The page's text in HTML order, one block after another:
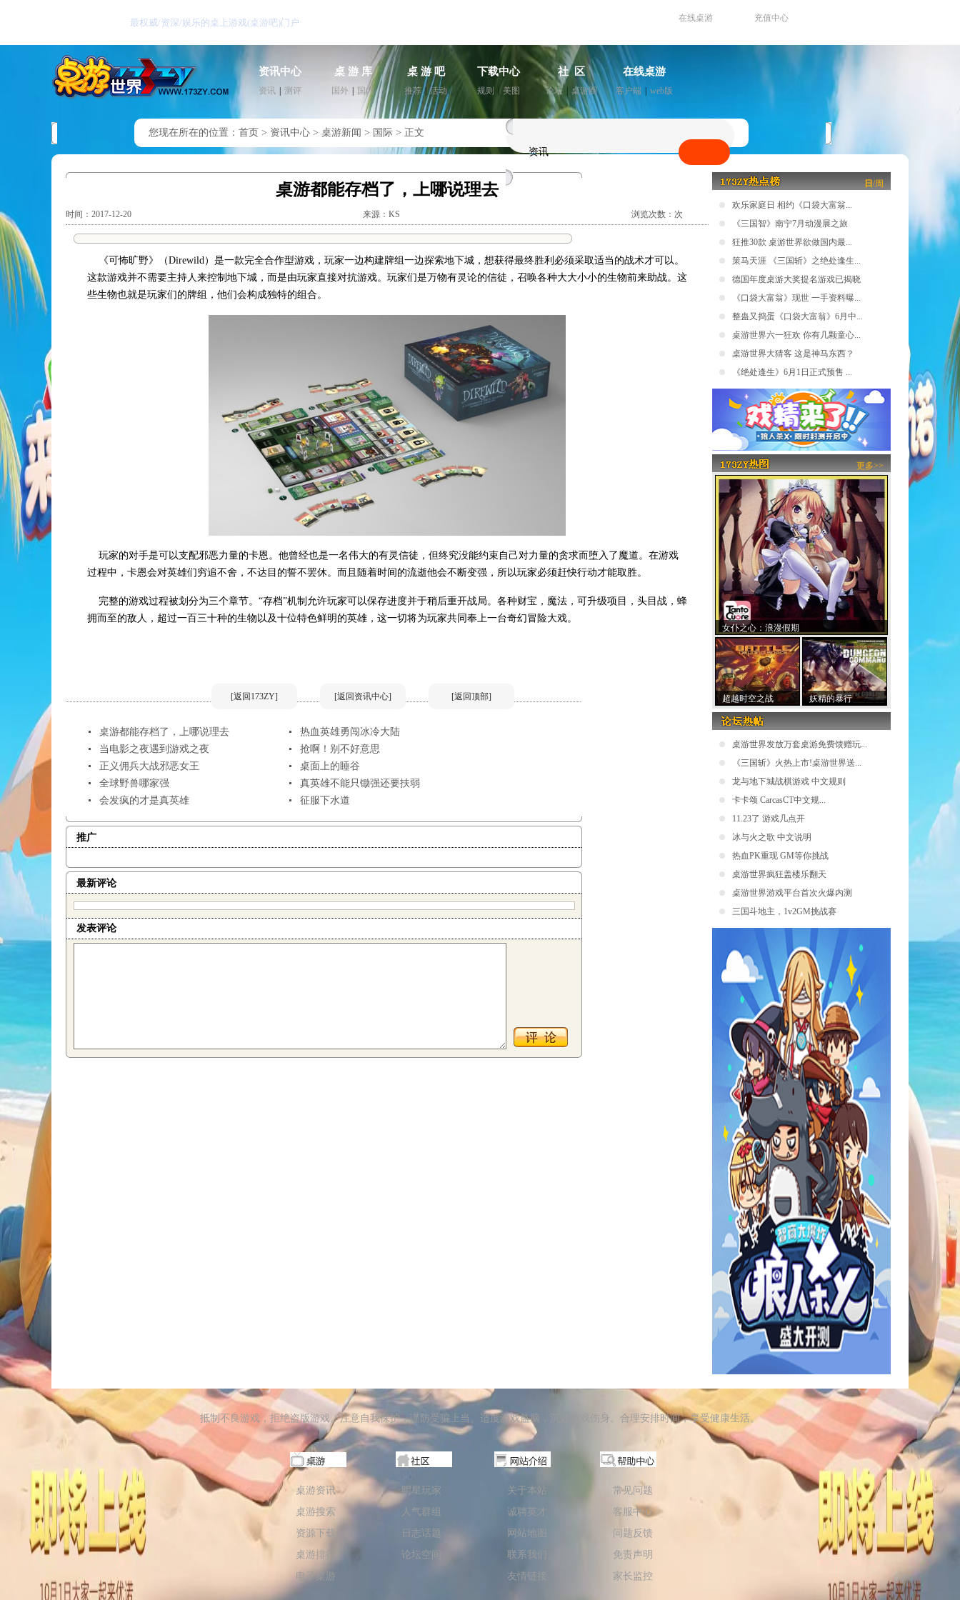
最权威/资深/娱乐的桌上游戏(桌游吧)门户 在线桌游 充值中心
资讯中心
资讯 | 测评
桌 游 库
国外 | 国内
桌 游 吧
推荐 | 活动
下载中心
规则 | 美图
社 区
论坛 | 桌游圈
在线桌游
客户端 | web版
您现在所在的位置： 首页 > 资讯中心 > 桌游新闻 > 国际 > 正文
资讯
桌游都能存档了，上哪说理去
时间：2017-12-20 来源：KS 浏览次数： 次
《可怖旷野》（Direwild）是一款完全合作型游戏，玩家一边构建牌组一边探索地下城，想获得最终胜利必须采取适当的战术才可以。
这款游戏并不需要主持人来控制地下城，而是由玩家直接对抗游戏。玩家们是万物有灵论的信徒，召唤各种大大小小的生物前来助战。这
些生物也就是玩家们的牌组，他们会构成独特的组合。
玩家的对手是可以支配邪恶力量的卡恩。他曾经也是一名伟大的有灵信徒，但终究没能约束自己对力量的贪求而堕入了魔道。在游戏
过程中，卡恩会对英雄们穷追不舍，不达目的誓不罢休。而且随着时间的流逝他会不断变强，所以玩家必须赶快行动才能取胜。
完整的游戏过程被划分为三个章节。“存档”机制允许玩家可以保存进度并于稍后重开战局。各种财宝，魔法，可升级项目，头目战，蜂
拥而至的敌人，超过一百三十种的生物以及十位特色鲜明的英雄，这一切将为玩家共同奉上一台奇幻冒险大戏。
[返回173ZY] [返回资讯中心] [返回顶部]
桌游都能存档了，上哪说理去
热血英雄勇闯冰冷大陆
当电影之夜遇到游戏之夜
抢啊！别不好意思
正义佣兵大战邪恶女王
桌面上的睡谷
全球野兽哪家强
真英雄不能只锄强还要扶弱
会发疯的才是真英雄
征服下水道
推广
最新评论
发表评论
日 /周
欢乐家庭日 相约《口袋大富翁...
《三国智》南宁7月动漫展之旅
狂推30款 桌游世界欲做国内最...
策马天涯 《三国斩》之绝处逢生...
德国年度桌游大奖提名游戏已揭晓
《口袋大富翁》现世 一手资料曝...
整蛊又捣蛋《口袋大富翁》6月中...
桌游世界六一狂欢 你有几颗童心...
桌游世界大猜客 这是神马东西？
《绝处逢生》6月1日正式预售 ...
更多>>
女仆之心：浪漫假期
超越时空之战 妖精的暴行
桌游世界发放万套桌游免费馈赠玩...
《三国斩》火热上市!桌游世界送...
龙与地下城战棋游戏 中文规则
卡卡颂 CarcasCT中文规...
11.23了 游戏几点开
冰与火之歌 中文说明
热血PK重现 GM等你挑战
桌游世界疯狂盖楼乐翻天
桌游世界游戏平台首次火爆内测
三国斗地主，1v2GM挑战赛
抵制不良游戏，拒绝盗版游戏。注意自我保护，谨防受骗上当。适度游戏益脑，沉迷游戏伤身。合理安排时间，享受健康生活。
桌游资讯
桌游搜索
资源下载
桌游排行
电子桌游
明星玩家
人气群组
日志话题
论坛空间
关于本站
诚聘英才
网站地图
联系我们
友情链接
常见问题
客服中心
问题反馈
免责声明
家长监控